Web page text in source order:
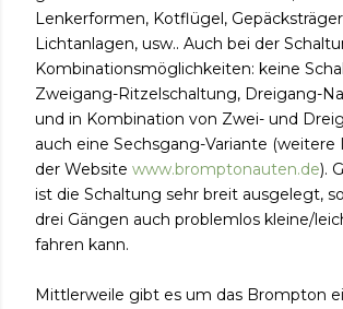
Lenkerformen, Kotflügel,
Lichtanlagen, usw.. Auch bei der
Kombinationsmöglichkeiten: keine
Zweigang-Ritzelschaltung, Dreigang-
und in Kombination von Zwei- und
auch eine Sechsgang-Variante (weitere
der Website www.bromptonauten.de).
ist die Schaltung sehr breit ausgelegt,
drei Gängen auch problemlos kleine/
fahren kann.
Mittlerweile gibt es um das Brompton